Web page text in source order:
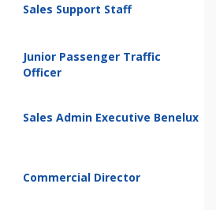
Sales Support Staff
Junior Passenger Traffic
Officer
Sales Admin Executive Benelux
Commercial Director